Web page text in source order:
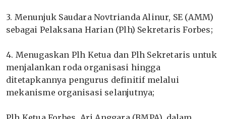
‎3. Menunjuk Saudara Novtrianda Alinur, SE (AMM)
sebagai Pelaksana Harian (Plh) Sekretaris Forbes;
‎4. Menugaskan Plh Ketua dan Plh Sekretaris untuk
menjalankan roda organisasi hingga
ditetapkannya pengurus definitif melalui
mekanisme organisasi selanjutnya;